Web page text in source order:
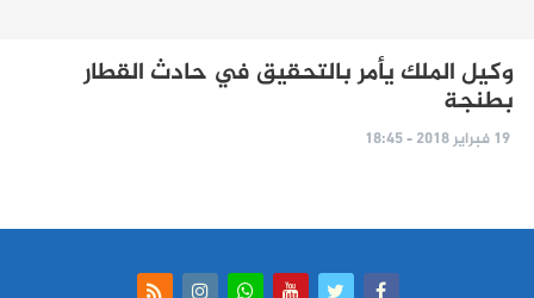
وكيل الملك يأمر بالتحقيق في حادث القطار
بطنجة
19 فبراير 2018 - 18:45